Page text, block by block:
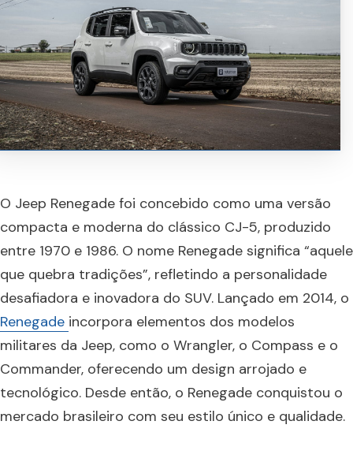
O Jeep Renegade foi concebido como uma versão
compacta e moderna do clássico CJ-5, produzido
entre 1970 e 1986. O nome Renegade significa “aquele
que quebra tradições”, refletindo a personalidade
desafiadora e inovadora do SUV. Lançado em 2014, o
Renegade incorpora elementos dos modelos
militares da Jeep, como o Wrangler, o Compass e o
Commander, oferecendo um design arrojado e
tecnológico. Desde então, o Renegade conquistou o
mercado brasileiro com seu estilo único e qualidade.